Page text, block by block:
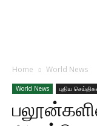
Home World News
World News புதிய